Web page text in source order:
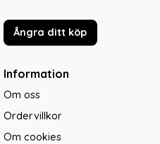
Ångra ditt köp
Information
Om oss
Ordervillkor
Om cookies